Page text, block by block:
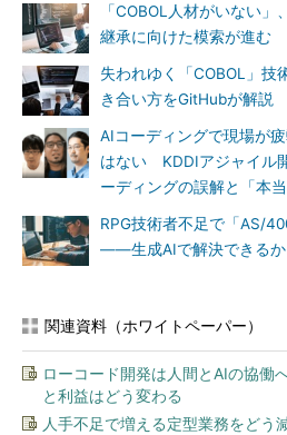
「COBOL人材がいない
継承に向けた模索が進む
失われゆく「COBOL」技
き合い方をGitHubが解説
AIコーディングで現場が
はない KDDIアジャイル
ーディングの誤解と「本当
RPG技術者不足で「AS/
――生成AIで解決できるか
関連資料（ホワイトペーパー）
ローコード開発は人間とAIの協働
と利益はどう変わる
人手不足で増える定型業務をどう